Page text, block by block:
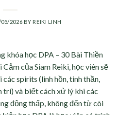
05/2026 BYREIKI LINH
khóa học DPA – 30 Bài Thiền
của Siam Reiki, học viên sẽ
spirits (linh hồn, tinh thần,
và biết cách xử lý khi các
động thấp, không đến từ cõi